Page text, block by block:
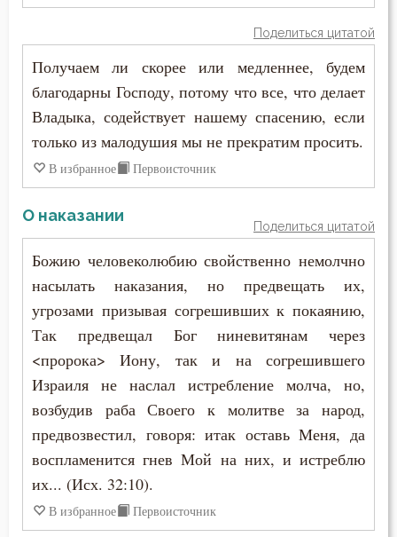
Поделиться цитатой
Получаем ли скорее или медленнее, будем
благодарны Господу, потому что все, что делает
Владыка, содействует нашему спасению, если
только из малодушия мы не прекратим просить.
В избранное Первоисточник
О наказании
Поделиться цитатой
Божию человеколюбию свойственно немолчно
насылать наказания, но предвещать их,
угрозами призывая согрешивших к покаянию,
Так предвещал Бог ниневитянам через
<пророка> Иону, так и на согрешившего
Израиля не наслал истребление молча, но,
возбудив раба Своего к молитве за народ,
предвозвестил, говоря: итак оставь Меня, да
воспламенится гнев Мой на них, и истреблю
их... (Исх. 32:10).
В избранное Первоисточник